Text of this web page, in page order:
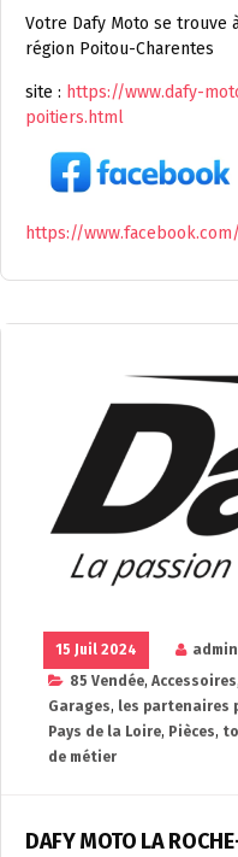
Votre Dafy Moto se trouve
région Poitou-Charentes
site : https://www.dafy-
poitiers.html
https://
15 Juil 2024
85 Vendée, Accessoires
Garages, les partenaires
Pays de la Loire, Pièces,
de métier
DAFY MOTO LA